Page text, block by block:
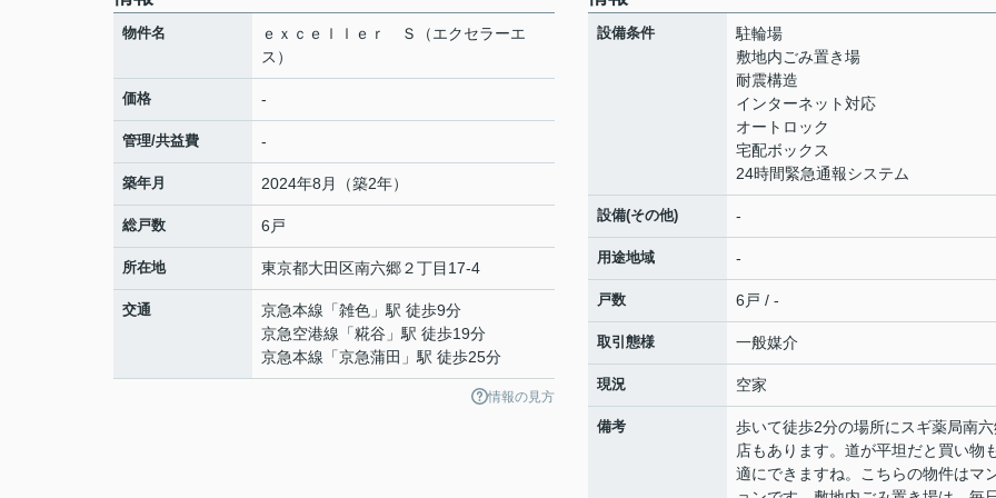
物件名
ｅｘｃｅｌｌｅｒ Ｓ（エクセラーエ
ス）
価格 -
管理/共益費 -
築年月 2024年8月（築2年）
総戸数 6戸
所在地 東京都大田区南六郷２丁目17-4
交通 京急本線 「雑色 」駅 徒歩9分
京急空港線 「糀谷 」駅 徒歩19分
京急本線 「京急蒲田 」駅 徒歩25分
情報の見方
設備条件
駐輪場
敷地内ごみ置き場
耐震構造
インターネット対応
オートロック
宅配ボックス
24時間緊急通報システム
設備(その他) -
用途地域 -
戸数 6戸 / -
取引態様 一般媒介
現況 空家
備考
歩いて徒歩2分の場所にスギ薬局南
店もあります。道が平坦だと買い物
適にできますね。こちらの物件はマ